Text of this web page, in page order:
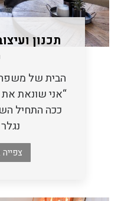
תכנון
הבית של
“אני שונאת
ככה התחיל